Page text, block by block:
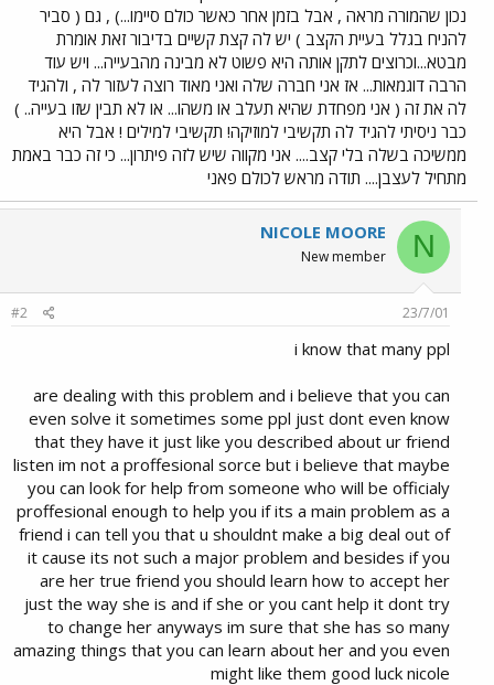
נכון שהמורה מראה , אבל בזמן אחר כאשר כולם סיימו...) , גם ( סביר
להניח בגלל בעיית הקצב ) יש לה קצת קשיים בדיבור זאת אומרת
מבטא...וכרוצים לתקן אותה היא פשוט לא מבינה מהבעייה... ויש עוד
הרבה דוגמאות... אז אני חברה שלה ואני מאוד רוצה לעזור לה , ולהגיד
לה את זה ( אני מפחדת שהיא תעלב או משהו... או לא תבין שזו בעייה.. )
כבר ניסיתי להגיד לה תקשיבי למוזיקה! תקשיבי למילים ! אבל היא
ממשיכה בשלה בלי קצב.... אני מקווה שיש לזה פיתרון... כי זה כבר באמת
מתחיל לעצבן.... תודה מראש לכולם פאני
N
NICOLE MOORE
New member
23/7/01
#2
i know that many ppl
are dealing with this problem and i believe that you can
even solve it sometimes some ppl just dont even know
that they have it just like you described about ur friend
listen im not a proffesional sorce but i believe that maybe
you can look for help from someone who will be officialy
proffesional enough to help you if its a main problem as a
friend i can tell you that u shouldnt make a big deal out of
it cause its not such a major problem and besides if you
are her true friend you should learn how to accept her
just the way she is and if she or you cant help it dont try
to change her anyways im sure that she has so many
amazing things that you can learn about her and you even
might like them good luck nicole